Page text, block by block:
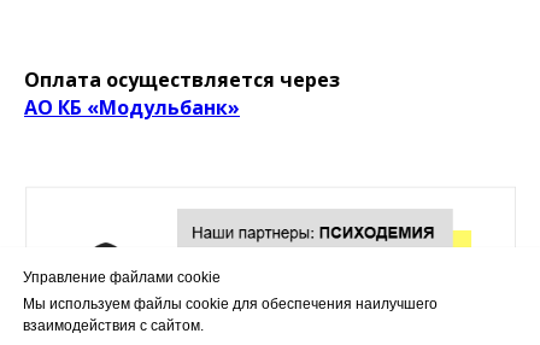
Управление файлами cookie
Мы используем файлы cookie для обеспечения наилучшего
взаимодействия с сайтом.
Оплата осуществляется через
АО КБ «Модульбанк»